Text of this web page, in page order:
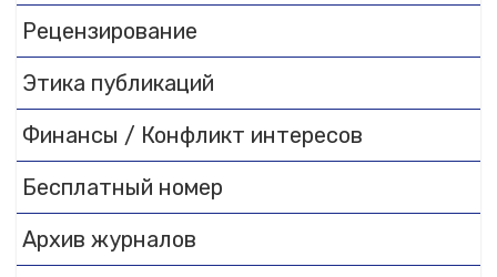
documentation.
Рецензирование
Этика публикаций
Финансы / Конфликт интересов
Бесплатный номер
Архив журналов